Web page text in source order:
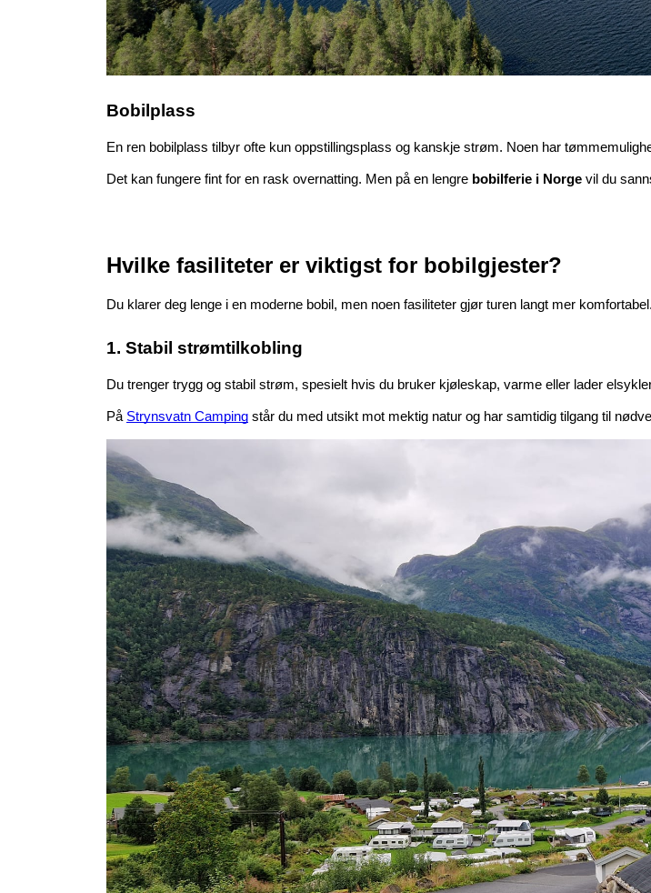
Bobilplass
En ren bobilplass tilbyr ofte kun oppstillingsplass og kanskje strøm. Noen har
Det kan fungere fint for en rask overnatting. Men på en lengre bobilferie i Norge vil du
Hvilke fasiliteter er viktigst for bobilgjester?
Du klarer deg lenge i en moderne bobil, men noen fasiliteter gjør turen langt mer komfortabel.
1. Stabil strømtilkobling
Du trenger trygg og stabil strøm, spesielt hvis du bruker kjøleskap, varme eller lader
På Strynsvatn Camping står du med utsikt mot mektig natur og har samtidig tilgang til